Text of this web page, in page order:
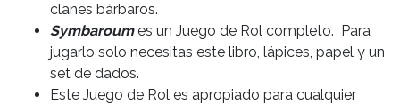
clanes bárbaros.
Symbaroumes un Juego de Rol completo. Para
jugarlo solo necesitas este libro, lápices, papel y un
set de dados.
Este Juego de Rol es apropiado para cualquier